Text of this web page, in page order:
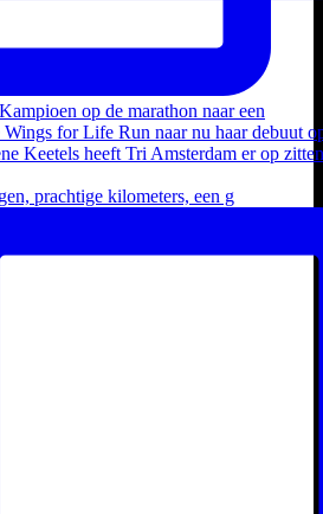
prachtige kilometers, een g